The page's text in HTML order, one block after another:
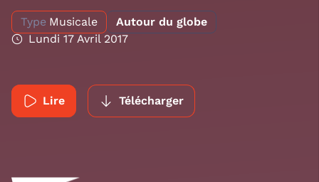
Type Musicale
Autour du globe
Lundi 17 Avril 2017
Lire Télécharger